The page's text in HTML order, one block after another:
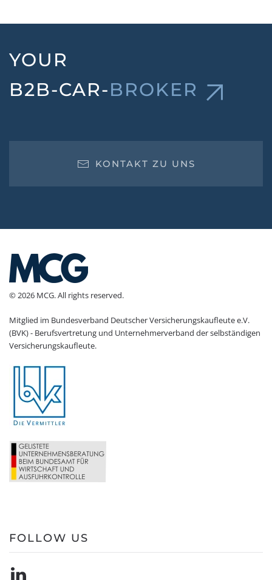
YOUR
B2B-CAR-
© 2026 MCG. All rights reserved.
Mitglied im Bundesverband Deutscher Versicherungs­kaufleute e.V.
(BVK) - Berufsvertretung und Unternehmerverband der selbständigen